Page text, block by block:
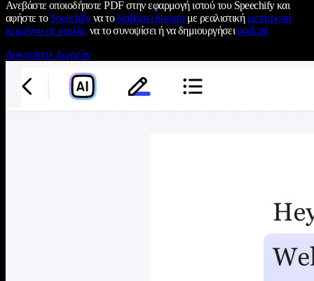
Ανεβάστε οποιοδήποτε PDF στην εφαρμογή ιστού του Speechify και
αφήστε τοSpeechifyνα τοδιαβάσει δυνατάμε ρεαλιστική μετατροπή
κειμένου σε ομιλία, να το συνοψίσει ή να δημιουργήσει podcast
Δοκιμάστε δωρεάν